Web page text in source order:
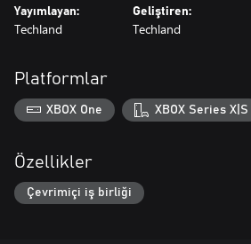
Yayımlayan:
Techland
Geliştiren:
Techland
Platformlar
XBOX One XBOX Series X|S
Özellikler
Çevrimiçi iş birliği